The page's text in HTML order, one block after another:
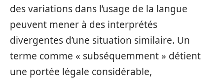
des variations dans l’usage de la langue
peuvent mener à des interprétés
divergentes d’une situation similaire. Un
terme comme « subséquemment » détient
une portée légale considérable,